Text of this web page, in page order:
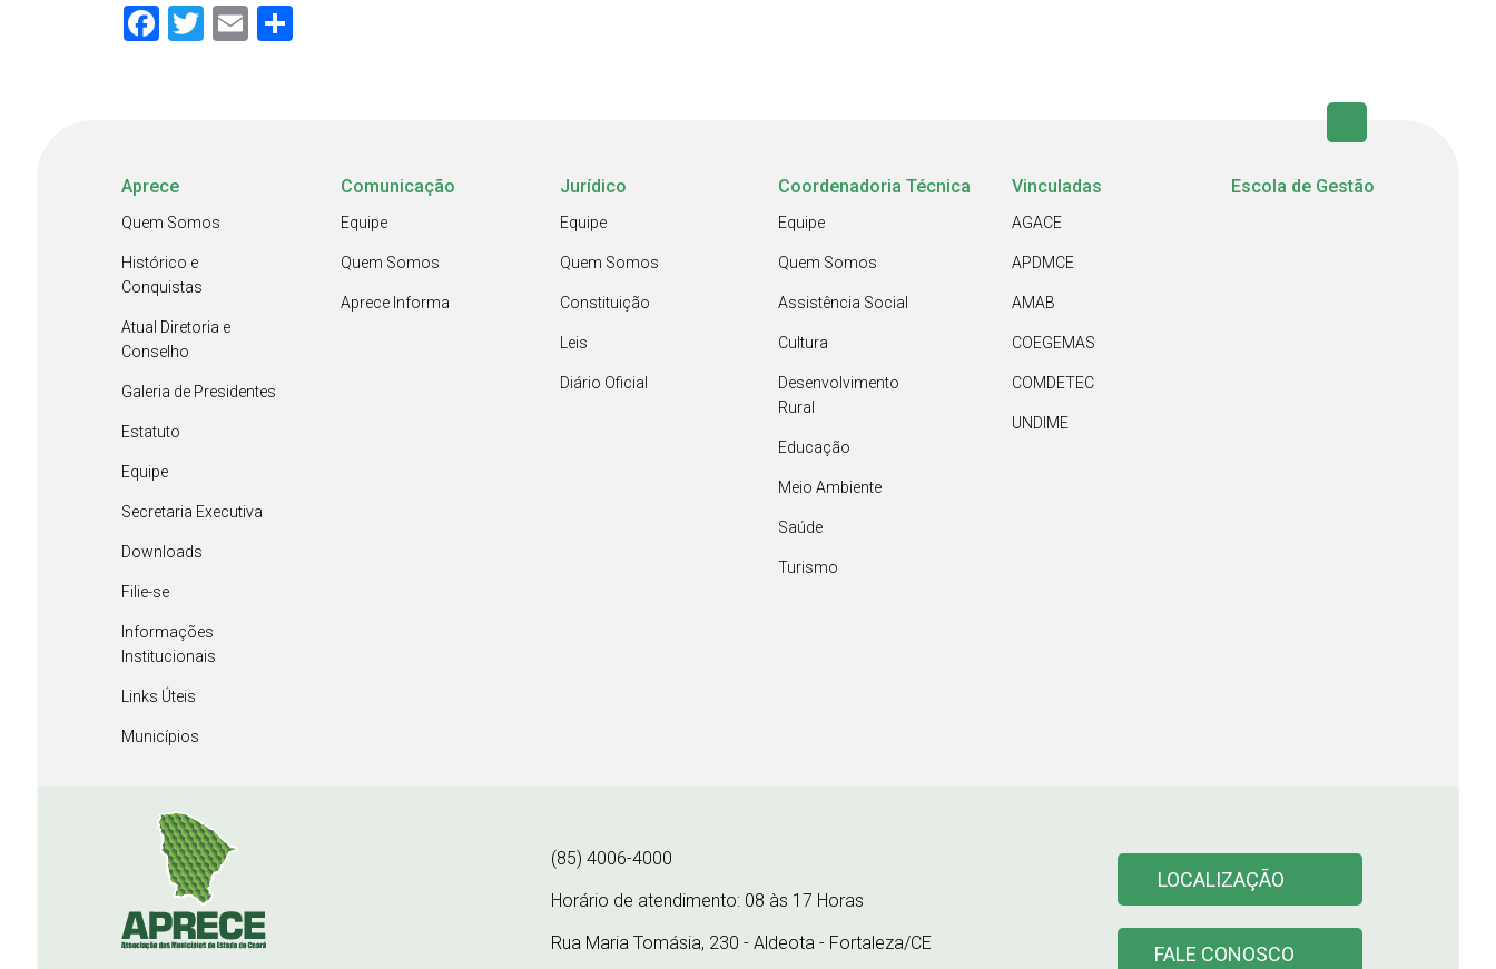
Facebook
Twitter
Email
Aprece
Quem Somos
Histórico e
Conquistas
Atual Diretoria e
Conselho
Galeria de Presidentes
Estatuto
Equipe
Secretaria Executiva
Downloads
Filie-se
Informações
Institucionais
Links Úteis
Municípios
Comunicação
Equipe
Quem Somos
Aprece Informa
Jurídico
Equipe
Quem Somos
Constituição
Leis
Diário Oficial
Coordenadoria Técnica
Equipe
Quem Somos
Assistência Social
Cultura
Desenvolvimento
Rural
Educação
Meio Ambiente
Saúde
Turismo
Vinculadas
AGACE
APDMCE
AMAB
COEGEMAS
COMDETEC
UNDIME
Escola de Gestão
(85) 4006-4000
Horário de atendimento: 08 às 17 Horas
Rua Maria Tomásia, 230 - Aldeota - Fortaleza/CE
LOCALIZAÇÃO
FALE CONOSCO